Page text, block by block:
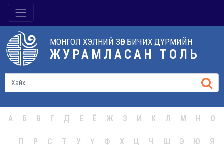
МОНГОЛ ХЭЛНИЙ ЗӨВ БИЧИХ ДҮРМИЙН
ЖУРАМЛАСАН ТОЛЬ
А Б В Г Д Е Ё Ж З И К Л М Н О
П Р С Т У Ү Ф Х Ц Ч Ш Э Ю Я